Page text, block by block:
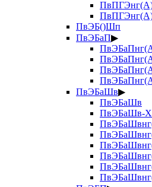
ПвЭБ()Шп
ПвЭБаП▶
ПвЭБаШв▶
ПвЭБаШв
ПвЭБаШв-